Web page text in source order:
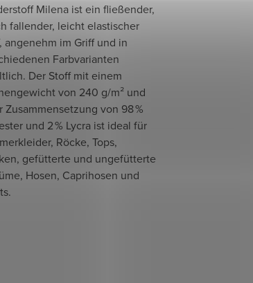
Milena ist ein fließender,
fallender, leicht elastischer
angenehm im Griff und in
Farbvarianten
Der Stoff mit einem
von 240 g/m² und
Zusammensetzung von 98 %
und 2 % Lycra ist ideal für
Röcke, Tops,
gefütterte und ungefütterte
Hosen, Caprihosen und